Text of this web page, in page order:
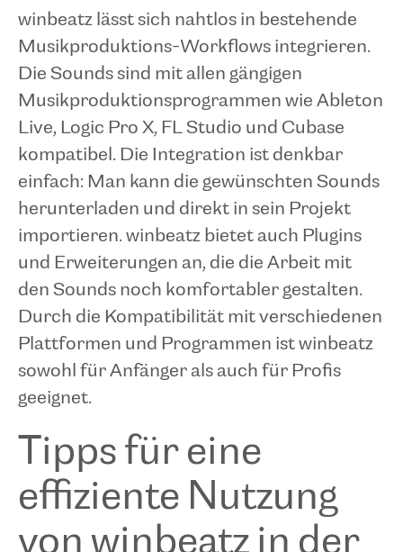
winbeatz lässt sich nahtlos in bestehende
Musikproduktions-Workflows integrieren.
Die Sounds sind mit allen gängigen
Musikproduktionsprogrammen wie Ableton
Live, Logic Pro X, FL Studio und Cubase
kompatibel. Die Integration ist denkbar
einfach: Man kann die gewünschten Sounds
herunterladen und direkt in sein Projekt
importieren. winbeatz bietet auch Plugins
und Erweiterungen an, die die Arbeit mit
den Sounds noch komfortabler gestalten.
Durch die Kompatibilität mit verschiedenen
Plattformen und Programmen ist winbeatz
sowohl für Anfänger als auch für Profis
geeignet.
Tipps für eine
effiziente Nutzung
von winbeatz in der